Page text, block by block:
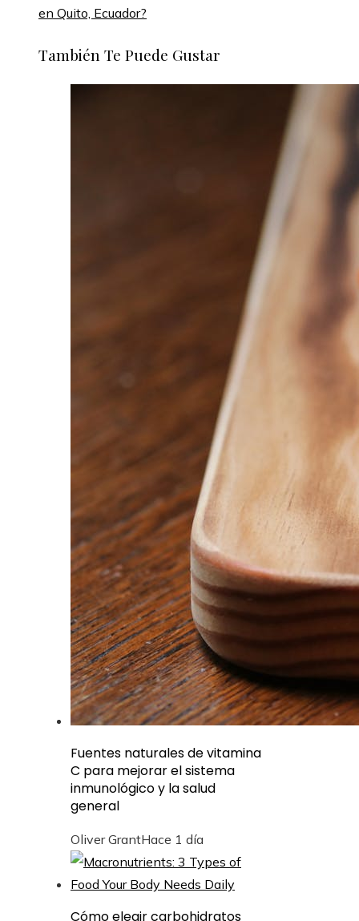
en Quito, Ecuador?
También Te Puede Gustar
Fuentes naturales de vitamina
C para mejorar el sistema
inmunológico y la salud
general
Oliver GrantHace 1 día
Cómo elegir carbohidratos